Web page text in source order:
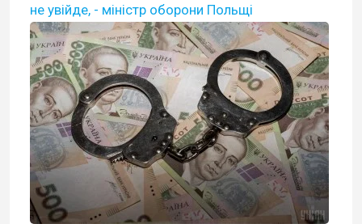
не увійде, - міністр оборони Польщі